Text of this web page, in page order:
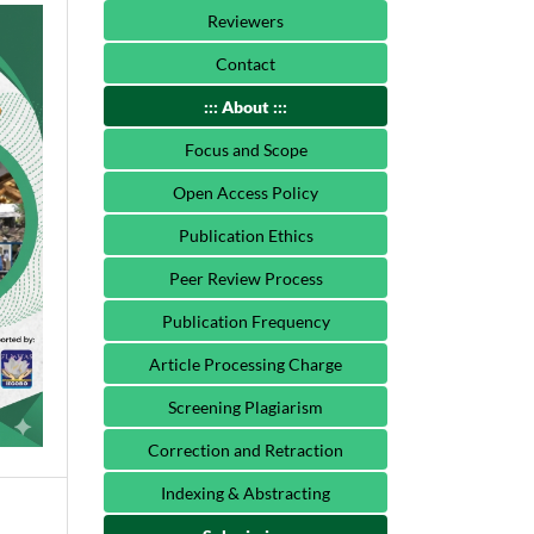
Reviewers
Contact
::: About :::
Focus and Scope
Open Access Policy
Publication Ethics
Peer Review Process
Publication Frequency
Article Processing Charge
Screening Plagiarism
Correction and Retraction
Indexing & Abstracting